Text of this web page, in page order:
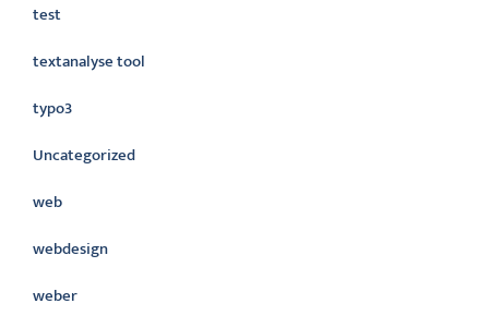
test
textanalyse tool
typo3
Uncategorized
web
webdesign
weber